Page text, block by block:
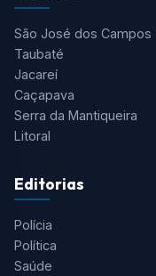
São José dos Campos
Taubaté
Jacareí
Caçapava
Serra da Mantiqueira
Litoral
Editorias
Polícia
Política
Saúde